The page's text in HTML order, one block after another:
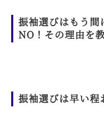
振袖選びはもう
NO！その理由を
振袖選びは早い程